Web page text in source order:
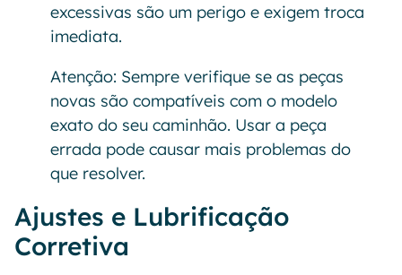
excessivas são um perigo e exigem troca
imediata.
Atenção: Sempre verifique se as peças
novas são compatíveis com o modelo
exato do seu caminhão. Usar a peça
errada pode causar mais problemas do
que resolver.
Ajustes e Lubrificação
Corretiva